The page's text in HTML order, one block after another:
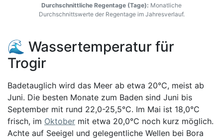
Durchschnittliche Regentage (Tage): Monatliche
Durchschnittswerte der Regentage im Jahresverlauf.
🌊 Wassertemperatur für
Trogir
Badetauglich wird das Meer ab etwa 20°C, meist ab
Juni. Die besten Monate zum Baden sind Juni bis
September mit rund 22,0-25,5°C. Im Mai ist 18,0°C
frisch, im Oktober mit etwa 20,0°C noch kurz möglich.
Achte auf Seeigel und gelegentliche Wellen bei Bora